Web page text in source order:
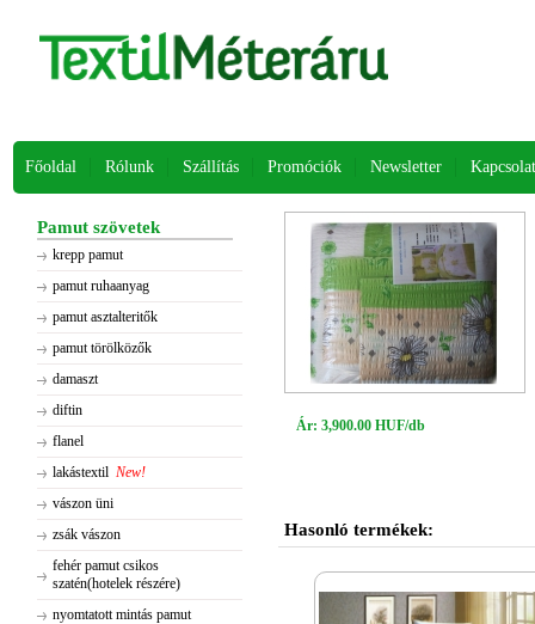
Főoldal Rólunk Szállítás Promóciók Newsletter Kapcsolat
Pamut szövetek
krepp pamut
pamut ruhaanyag
pamut asztalteritők
pamut törölközők
damaszt
diftin
flanel
lakástextil New!
vászon üni
zsák vászon
fehér pamut csikos
szatén(hotelek részére)
nyomtatott mintás pamut
Ár: 3,900.00 HUF/db
Hasonló termékek: